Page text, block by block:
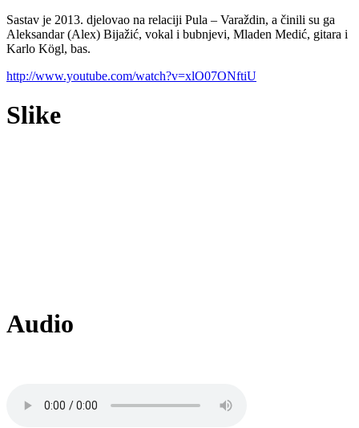
Sastav je 2013. djelovao na relaciji Pula – Varaždin, a činili su ga
Aleksandar (Alex) Bijažić, vokal i bubnjevi, Mladen Medić, gitara i
Karlo Kögl, bas.
http://www.youtube.com/watch?v=xlO07ONftiU
Slike
Audio